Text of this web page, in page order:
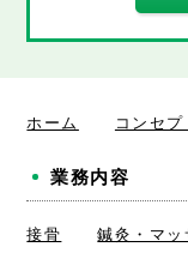
ホーム コンセプ
業務内容
接骨
鍼灸・マッ